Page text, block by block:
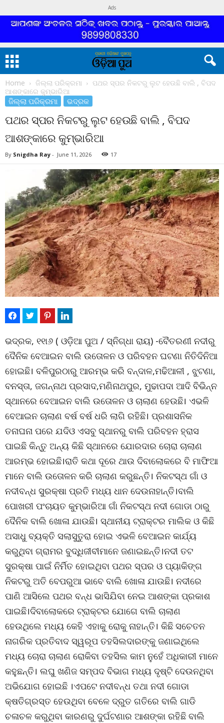
Ads
Home ଜିଲ୍ଲା ପରିକ୍ରମା
ପଥର ସ୍ପର ନିକଟରୁ ଲୁଟ ହେଉଛି ବାଲି , ବିପଦ
ଆଶଙ୍କାରେ କୁମ୍ଭାରିଆ
ଜିଲ୍ଲା ପରିକ୍ରମା ଭଦ୍ରକ
ପଥର ସ୍ପର ନିକଟରୁ ଲୁଟ ହେଉଛି ବାଲି , ବିପଦ
ଆଶଙ୍କାରେ କୁମ୍ଭାରିଆ
By Snigdha Ray - June 11, 2026 17
ଭଦ୍ରକ, ୧୧ା୬ ( ଓଡ଼ିଆ ପୁଅ / ସ୍ନିଗ୍ଧା ରାୟ) -ବୈତରଣୀ ନଦୀରୁ
ଦୈନିକ ବେଆଇନ ବାଲି ଉତୋଳନ ଓ ପରିବହନ ଘଟଣା ନିତିଦିନିଆ
ହୋଇଛି। ବଳିପୁରଠାରୁ ଆରମ୍ଭ କରି ବନ୍ଦାଳ,ମଢିଆଳୀ , ଝୁଟଣା,
ବନସ୍ତା, ଜଗନ୍ନାଥ ପ୍ରସାଦ,ମଣିନାଥପୁର, ମୁଢାପଦା ଆଦି ବିଭିନ୍ନ
ସ୍ଥାନରେ ବେଆଇନ ବାଲି ଉତୋଳନ ଓ ଚାଲାଣ ହେଉଛି। ଏଭଳି
ବେଆଇନ ଚାଲାଣ ବର୍ଷ ବର୍ଷ ଧରି ଲାଗି ରହିଛି। ପ୍ରଶାସନିକ
ତନାଘନା ପରେ ଯଦିଓ ଏସବୁ ସ୍ଥାନରୁ ବାଲି ପରିବହନ ହ୍ରାସ
ପାଇଛି କିନ୍ତୁ ଅନ୍ୟ କିଛି ସ୍ଥାନରେ ଯୋରଦାର ଚୋରା ଚାଲାଣ
ଆରମ୍ଭ ହୋଇଛି।ରାତି କଥା ଦୂରେ ଥାଉ ଦିବାଲୋକରେ ବି ମାଫିଆ
ମାନେ ବାଲି ଉତୋଳନ କରି ଚାଲାଣ କରୁଛନ୍ତି। ନିକଟସ୍ଥ ଗାଁ ଓ
ନଦୀବନ୍ଧ ସୁରକ୍ଷା ପ୍ରତି ମଧ୍ୟ ଧାନ ଦେଉନାହାନ୍ତି।ବାଲି
ପୋଖରୀ ପଂଚାୟତ କୁମ୍ଭାରିଆ ଗାଁ ନିକଟସ୍ଥ ନଦୀ ଗୋଡା ଠାରୁ
ଦୈନିକ ବାଲି ଖୋଳା ଯାଉଛି। ସ୍ଥାନୀୟ ଟ୍ରାକ୍ଟର ମାଲିକ ଓ କିଛି
ଅସାଧୁ ବ୍ୟକ୍ତି ସଲାସୁତୁରା ହୋଇ ଏଭଳି ବେଆଇନ କାର୍ଯ୍ୟ
କରୁଥିବା ଗ୍ରାମର ବୁଦ୍ଧିଜୀବୀମାନେ ଜଣାଇଛନ୍ତି।ନଦୀ ତଟ
ସୁରକ୍ଷା ପାଇଁ ନିର୍ମିତ ହୋଇଥିବା ପଥର ସ୍ପର ଓ ପ୍ୟାକିଙ୍ଗ
ନିକଟରୁ ଅତି ବେପରୁଆ ଭାବେ ବାଲି ଖୋଳା ଯାଉଛି। ନଦୀରେ
ପାଣି ଆସିଲେ ପଥର ବନ୍ଧ ଭାସିଯିବା ନେଇ ଆଶଙ୍କା ପ୍ରକାଶ
ପାଇଛି।ଦିବାଲୋକରେ ଟ୍ରାକ୍ଟର ଯୋଗେ ବାଲି ଚାଲାଣ
ହେଉଥିଲେ ମଧ୍ୟ କେହି ଏହାକୁ ରୋକୁ ନାହାନ୍ତି। କିଛି ସଚେତନ
ନାଗରିକ ପ୍ରତିବାଦ ସ୍ୱରୂପ ତହସିଲଦାରଙ୍କୁ ଜଣାଇଥିଲେ
ମଧ୍ୟ ଚୋରା ଚାଲାଣ ରୋକିବା ତହସିଲ କାମ ନୁହେଁ ଅଧିକାରୀ ମାନେ
କହୁଛନ୍ତି। ଲଘୁ ଖଣିଜ ସମ୍ପଦ ବିଭାଗ ମଧ୍ୟ ଦୃଷ୍ଟି ଦେଉନଥିବା
ଅଭିଯୋଗ ହୋଇଛି ।ଏପଟେ ନଦୀବନ୍ଧ ତଥା ନଦୀ ଗୋଡା
କ୍ଷତିଗ୍ରସ୍ତ ହେଉଥିବା ବେଳେ ଦ୍ରୁତ ଗତିରେ ବାଲି ଗାଡି
ଚଳାଚଳ କରୁଥିବା କାରଣରୁ ଦୁର୍ଘଟଣାର ଆଶଙ୍କା ରହିଛି ବାଲି